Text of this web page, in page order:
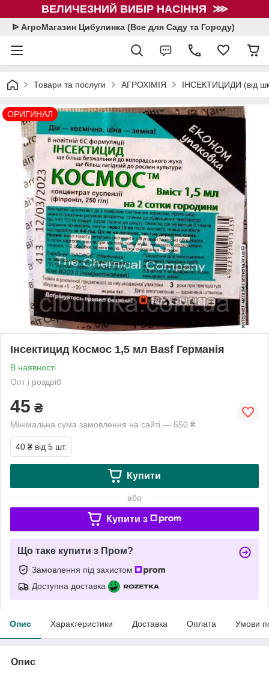
ВЕЛИЧЕЗНИЙ ВИБІР НАСІННЯ ⋙
ᐉ АгроМагазин Цибулинка (Все для Саду та Городу)
Товари та послуги АГРОХІМІЯ ІНСЕКТИЦИДИ (від
ОРИГИНАЛ
Інсектицид Космос 1,5 мл Basf Германія
В наявності
Опт і роздріб
45 ₴
Мінімальна сума замовлення на сайті — 550 ₴
40 ₴ від 5 шт.
Купити
або
Купити з
Що таке купити з Пром?
Замовлення під захистом
Доступна доставка
Опис Характеристики Доставка Оплата Умови
Опис